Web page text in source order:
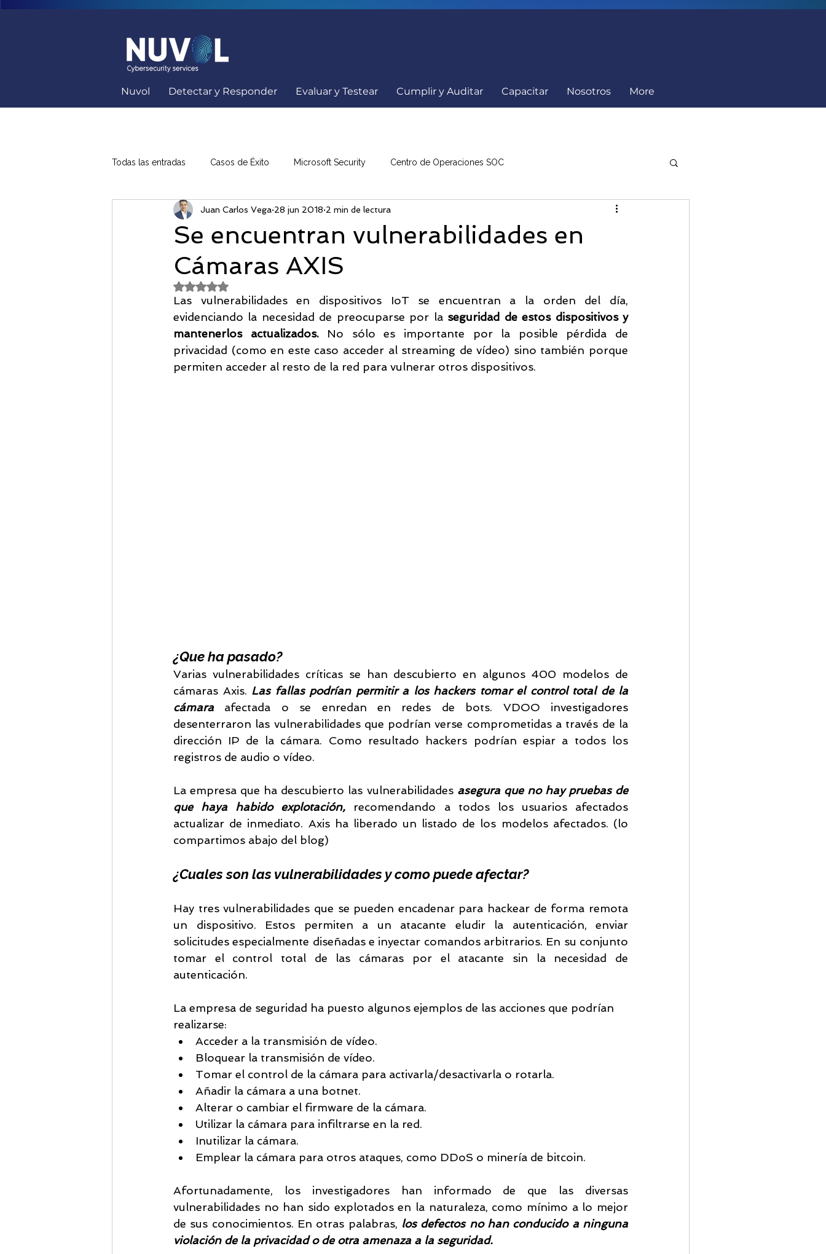
Nuvol Detectar y Responder Evaluar y Testear Cumplir y Auditar Capacitar Nosotros More
Todas las entradas Casos de Éxito Microsoft Security Centro de Operaciones SOC
Capacitación Seguridad Informática Comunicados Ciberseguridad
Soluciones Ciberseguridad KnowBe4 Resumen de Noticias
Monitoreo DarkWeb Ciberseguridad & IA Seguridad Correo
Combate IA con IA
Se encuentran vulnerabilidades en
Cámaras AXIS
Juan Carlos Vega 28 jun 2018 2 min de lectura
Obtuvo NaN de 5 estrellas.
Las vulnerabilidades en dispositivos IoT se encuentran a la orden del día,
evidenciando la necesidad de preocuparse por la seguridad de estos dispositivos y
mantenerlos actualizados. No sólo es importante por la posible pérdida de
privacidad (como en este caso acceder al streaming de vídeo) sino también porque
permiten acceder al resto de la red para vulnerar otros dispositivos.
¿Que ha pasado?
Varias vulnerabilidades críticas se han descubierto en algunos 400 modelos de
cámaras Axis. Las fallas podrían permitir a los hackers tomar el control total de la
cámara afectada o se enredan en redes de bots. VDOO investigadores
desenterraron las vulnerabilidades que podrían verse comprometidas a través de la
dirección IP de la cámara. Como resultado hackers podrían espiar a todos los
registros de audio o vídeo.
La empresa que ha descubierto las vulnerabilidades asegura que no hay pruebas de
que haya habido explotación, recomendando a todos los usuarios afectados
actualizar de inmediato. Axis ha liberado un listado de los modelos afectados. (lo
compartimos abajo del blog)
¿Cuales son las vulnerabilidades y como puede afectar?
Hay tres vulnerabilidades que se pueden encadenar para hackear de forma remota
un dispositivo. Estos permiten a un atacante eludir la autenticación, enviar
solicitudes especialmente diseñadas e inyectar comandos arbitrarios. En su conjunto
tomar el control total de las cámaras por el atacante sin la necesidad de
autenticación.
La empresa de seguridad ha puesto algunos ejemplos de las acciones que podrían
realizarse:
Acceder a la transmisión de vídeo.
Bloquear la transmisión de vídeo.
Tomar el control de la cámara para activarla/desactivarla o rotarla.
Añadir la cámara a una botnet.
Alterar o cambiar el firmware de la cámara.
Utilizar la cámara para infiltrarse en la red.
Inutilizar la cámara.
Emplear la cámara para otros ataques, como DDoS o minería de bitcoin.
Afortunadamente, los investigadores han informado de que las diversas
vulnerabilidades no han sido explotados en la naturaleza, como mínimo a lo mejor
de sus conocimientos. En otras palabras, los defectos no han conducido a ninguna
violación de la privacidad o de otra amenaza a la seguridad.